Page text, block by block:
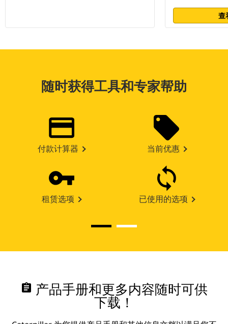
查
随时获得工具和专家帮助
付款计算器 当前优惠
租赁选项 已使用的选项
assignment 产品手册和更多内容随时可供
下载！